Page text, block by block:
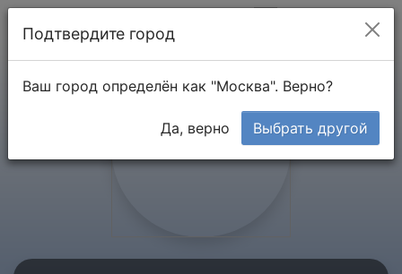
Подтвердите город
Ваш город определён как "Москва". Верно?
Да, верно Выбрать другой